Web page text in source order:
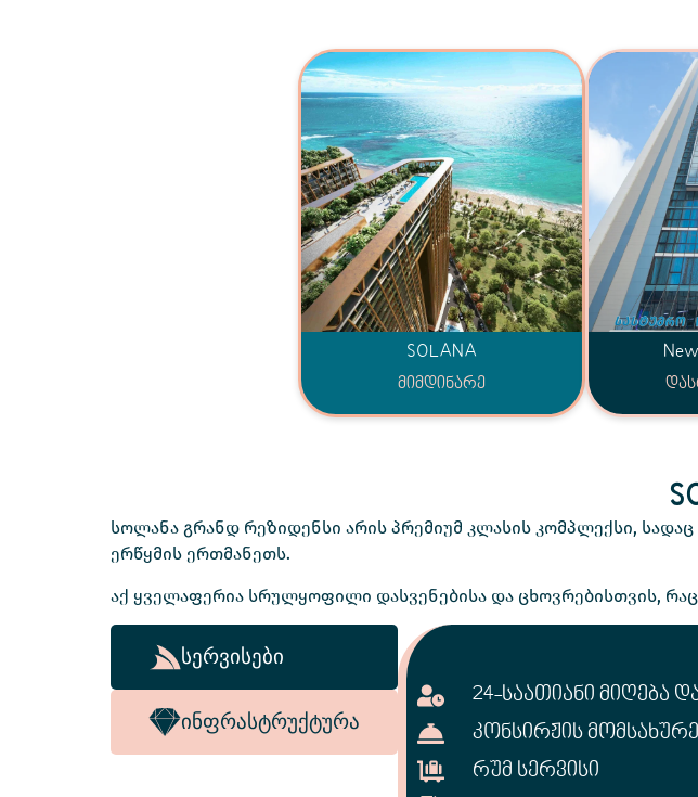
SOLANA
მიმდინარე
სოლანა გრანდ რეზიდენსი არის პრემიუმ კლასის კომპლექსი,
ერწყმის ერთმანეთს.
აქ ყველაფერია სრულყოფილი დასვენებისა და ცხოვრებისთვის,
სერვისები
ინფრასტრუქტურა
24-ᲡᲐᲐᲗᲘᲐᲜᲘ ᲛᲘᲦᲔᲑᲐ
ᲙᲝᲜᲡᲘᲠᲟᲘᲡ
ᲠᲣᲛ ᲡᲔᲠᲕᲘᲡᲘ